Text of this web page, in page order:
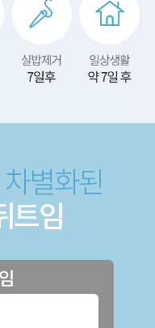
별화된
트임